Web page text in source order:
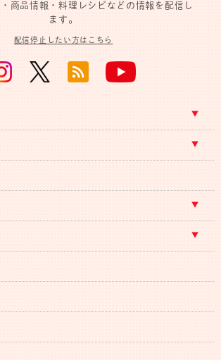
商品情報・料理レシピなどの情報を配信し
ます。
配信停止したい方はこちら